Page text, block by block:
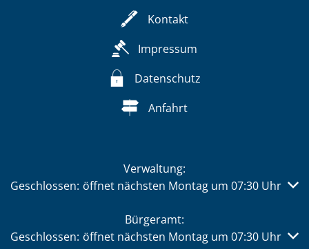
Kontakt
Impressum
Datenschutz
Anfahrt
Verwaltung:
Klicken, um weitere Öffnungs- oder Schließzeiten
Geschlossen: öffnet nächsten Montag um 07:30 Uhr
Bürgeramt:
Klicken, um weitere Öffnungs- oder Schließzeiten
Geschlossen: öffnet nächsten Montag um 07:30 Uhr